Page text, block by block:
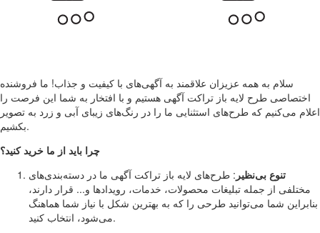
سلام به همه عزیزان علاقمند به آگهی‌های با کیفیت و جذاب! ما فروشنده
اختصاصی طرح لایه باز تراکت آگهی هستیم و با افتخار به شما این فرصت را
اعلام می‌کنیم که طرح‌های استثنایی ما را در رنگ‌های زیبای آبی و زرد به تصویر
بکشیم.
چرا باید از ما خرید کنید؟
تنوع بی‌نظیر : طرح‌های لایه باز تراکت آگهی ما در دسته‌بندی‌های
مختلفی از جمله تبلیغات محصولات، خدمات، رویدادها و... قرار دارند،
بنابراین شما می‌توانید طرحی را که به بهترین شکل با نیاز شما هماهنگ
می‌شود، انتخاب کنید.